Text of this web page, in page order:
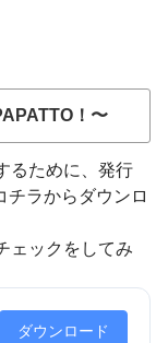
！〜
るために、発行
チラからダウンロ
ェックをしてみ
ダウンロード